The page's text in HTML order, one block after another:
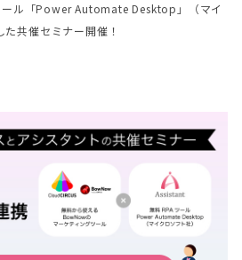
ール「Power Automate Desktop」（マイ
共催セミナー開催！